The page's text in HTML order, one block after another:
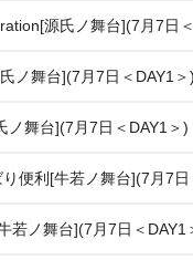
源氏ノ舞台](7月7日
ノ舞台](7月7日＜DAY1＞)
ノ舞台](7月7日＜DAY1＞)
便利[牛若ノ舞台](7月7日
若ノ舞台](7月7日＜DAY1